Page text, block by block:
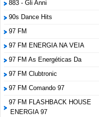
883 - Gli Anni
90s Dance Hits
97 FM
97 FM ENERGIA NA VEIA
97 FM As Energéticas Da
97 FM Clubtronic
97 FM Comando 97
97 FM FLASHBACK HOUSE
ENERGIA 97